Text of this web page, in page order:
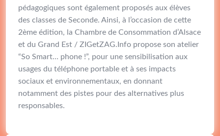
pédagogiques sont également proposés aux élèves
des classes de Seconde. Ainsi, à l’occasion de cette
2ème édition, la Chambre de Consommation d’Alsace
et du Grand Est / ZIGetZAG.Info propose son atelier
“So Smart… phone !”, pour une sensibilisation aux
usages du téléphone portable et à ses impacts
sociaux et environnementaux, en donnant
notamment des pistes pour des alternatives plus
responsables.